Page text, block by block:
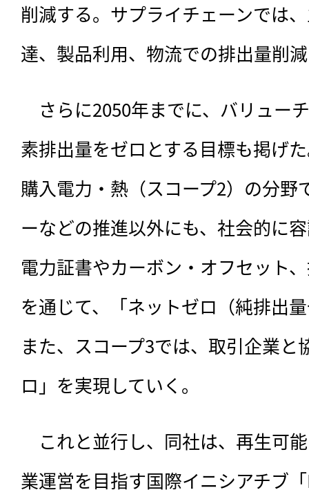
削減する。サプライチェーンでは
達、製品利用、物流での排出量削
さらに2050年までに、バリュー
素排出量をゼロとする目標も掲げ
購入電力・熱（スコープ2）の分野
ーなどの推進以外にも、社会的に
電力証書やカーボン・オフセット
を通じて、「ネットゼロ（純排出
また、スコープ3では、取引企業
ロ」を実現していく。
これと並行し、同社は、再生可
業運営を目指す国際イニシアチブ